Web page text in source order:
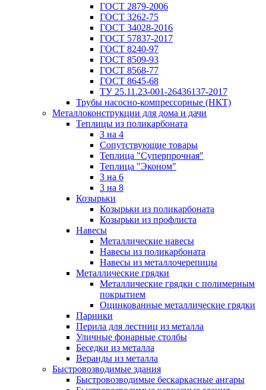
ГОСТ 2879-2006
ГОСТ 3262-75
ГОСТ 34028-2016
ГОСТ 57837-2017
ГОСТ 8240-97
ГОСТ 8509-93
ГОСТ 8568-77
ГОСТ 8645-68
ТУ 25.11.23-001-26436137-2017
Трубы насосно-компрессорные (НКТ)
Металлоконструкции для дома и дачи
Теплицы из поликарбоната
3 на 4
Сопутствующие товары
Теплица "Суперпрочная"
Теплица "Эконом"
3 на 6
3 на 8
Козырьки
Козырьки из поликарбоната
Козырьки из профлиста
Навесы
Металлические навесы
Навесы из поликарбоната
Навесы из металлочерепицы
Металлические грядки
Металлические грядки с полимерным
покрытием
Оцинкованные металлические грядки
Парники
Перила для лестниц из металла
Уличные фонарные столбы
Беседки из металла
Веранды из металла
Быстровозводимые здания
Быстровозводимые бескаркасные ангары